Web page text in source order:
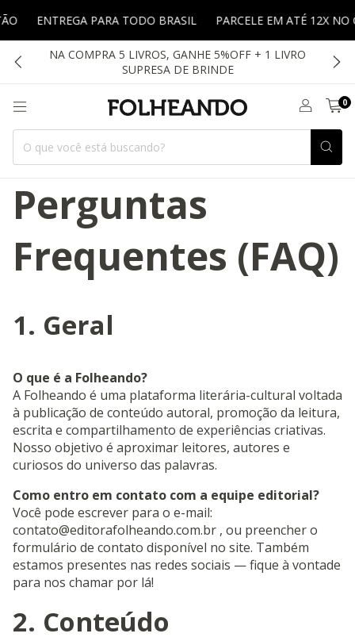
ENTREGA PARA TODO BRASIL PARCELE EM ATÉ 12X NO
NA COMPRA 5 LIVROS, GANHE 5%OFF + 1 LIVRO
SUPRESA DE BRINDE
0
Perguntas
Frequentes (FAQ)
1. Geral
O que é a Folheando?
A Folheando é uma plataforma literária-cultural voltada
à publicação de conteúdo autoral, promoção da leitura,
escrita e compartilhamento de experiências criativas.
Nosso objetivo é aproximar leitores, autores e
curiosos do universo das palavras.
Como entro em contato com a equipe editorial?
Você pode escrever para o e-mail:
contato@editorafolheando.com.br , ou preencher o
formulário de contato disponível no site. Também
estamos presentes nas redes sociais — fique à vontade
para nos chamar por lá!
2. Conteúdo